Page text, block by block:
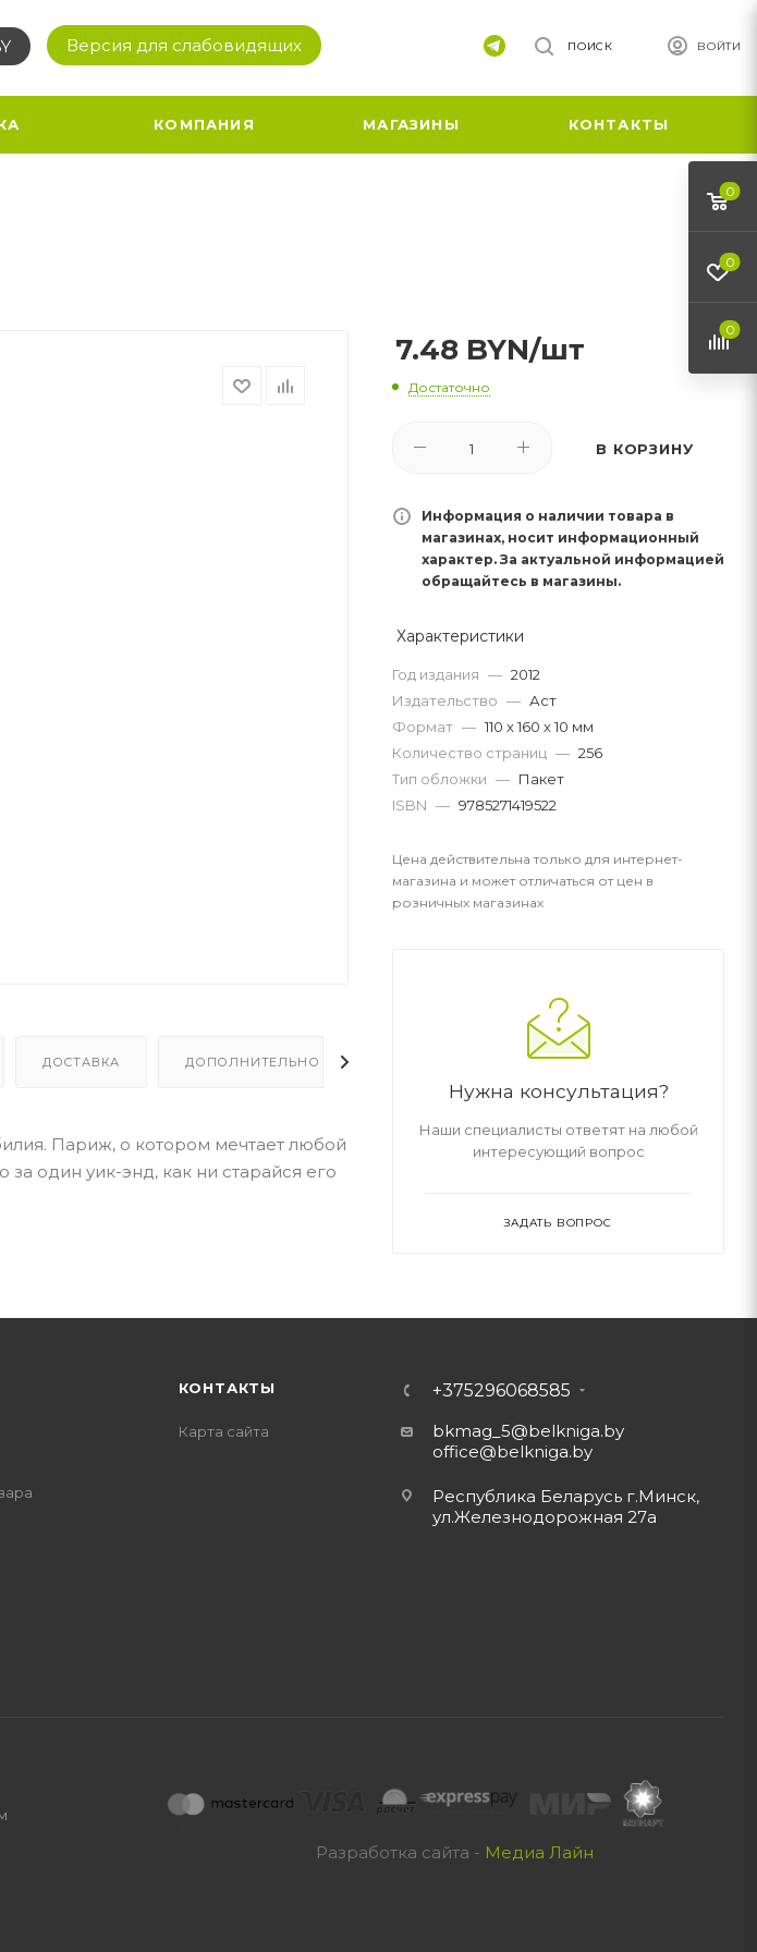
Версия для слабовидящих ВОЙТИ
ПОИСК
КОМПАНИЯ МАГАЗИНЫ КОНТАКТЫ
ДОСТАВКА ДОПОЛНИТЕЛЬНО
Париж, о котором мечтает любой
один уик-энд, как ни старайся его
7.48 BYN/шт
Достаточно
В КОРЗИНУ
Информация о наличии товара в
магазинах, носит информационный
характер. За актуальной информацией
обращайтесь в магазины.
Характеристики
Год издания — 2012
Издательство — Аст
Формат — 110 х 160 x 10 мм
Количество страниц — 256
Тип обложки — Пакет
ISBN — 9785271419522
Цена действительна только для интернет-
магазина и может отличаться от цен в
розничных магазинах
Нужна консультация?
Наши специалисты ответят на любой
интересующий вопрос
ЗАДАТЬ ВОПРОС
КОНТАКТЫ
Карта сайта
+375296068585
bkmag_5@belkniga.by
office@belkniga.by
Республика Беларусь г.Минск,
ул.Железнодорожная 27а
Разработка сайта - Медиа Лайн
0
0
0